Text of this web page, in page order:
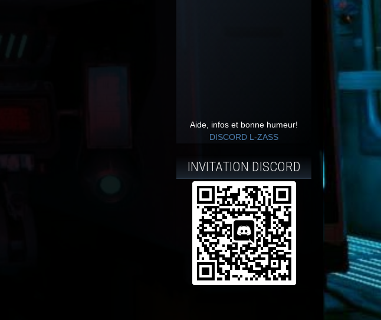
Aide, infos et bonne humeur!
DISCORD L-ZASS
INVITATION DISCORD